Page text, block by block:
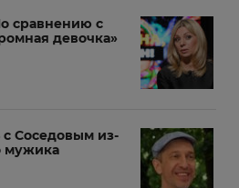
сравнению с
девочка»
Соседовым из-
мужика